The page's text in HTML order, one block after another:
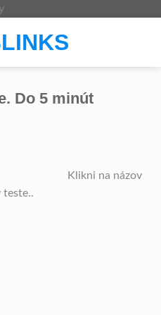
Skip
content
Do 5 minút
Klikni na názov
teste..